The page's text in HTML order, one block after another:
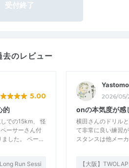
受付終了
去のレビュー
5.00
的
での15km、 怪
ーサーさん付
ました。 ペー…
Run Sessi
Yastomo
2026/05/
onの本気度が感
横田さんのドリル
て非常に良い練習
スタンスは他メー
【大阪】